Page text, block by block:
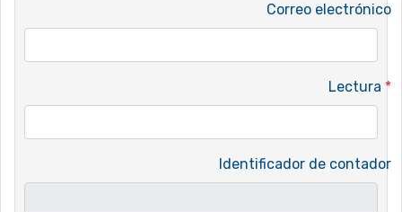
Correo electrónico
Lectura *
Identificador de contador